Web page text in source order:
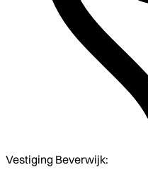
Vestiging Beverwijk: